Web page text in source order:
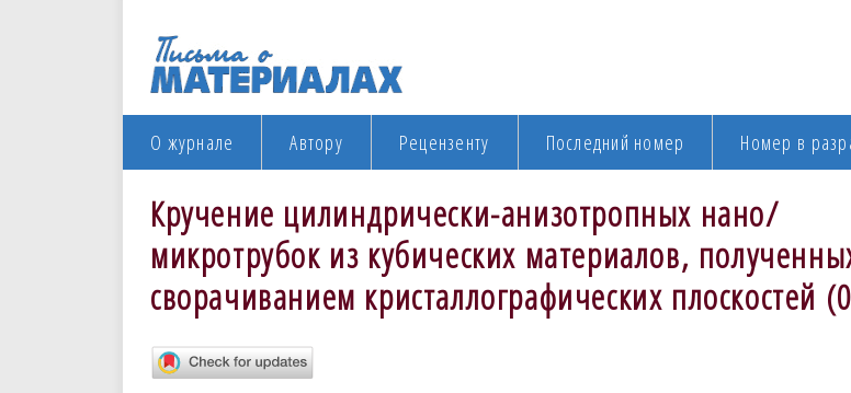
О журнале Автору Рецензенту Последний номер Номер в
Кручение цилиндрически-анизотропных нано/
микротрубок из кубических материалов,
сворачиванием кристаллографических плоскостей